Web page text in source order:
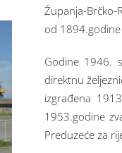
Županja-Brčko-
od 1894.godine
Godine 1946.
direktnu
izgrađena
1953.godine
Preduzeće za